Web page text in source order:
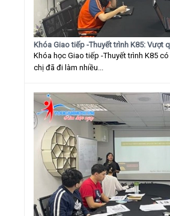
Khóa Giao tiếp -Thuyết trình K85: Vượt
Khóa học Giao tiếp -Thuyết trình K85
chị đã đi làm nhiều...